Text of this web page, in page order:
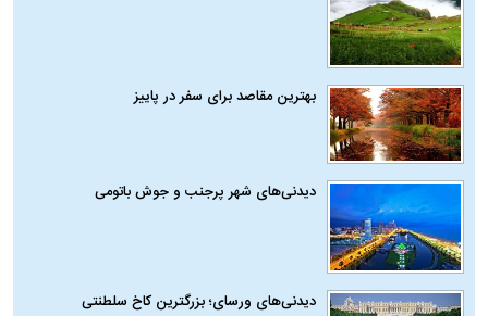
بهترین مقاصد برای سفر در پاییز
دیدنی‌های شهر پرجنب و جوش باتومی
دیدنی‌های ورسای؛ بزرگترین کاخ سلطنتی